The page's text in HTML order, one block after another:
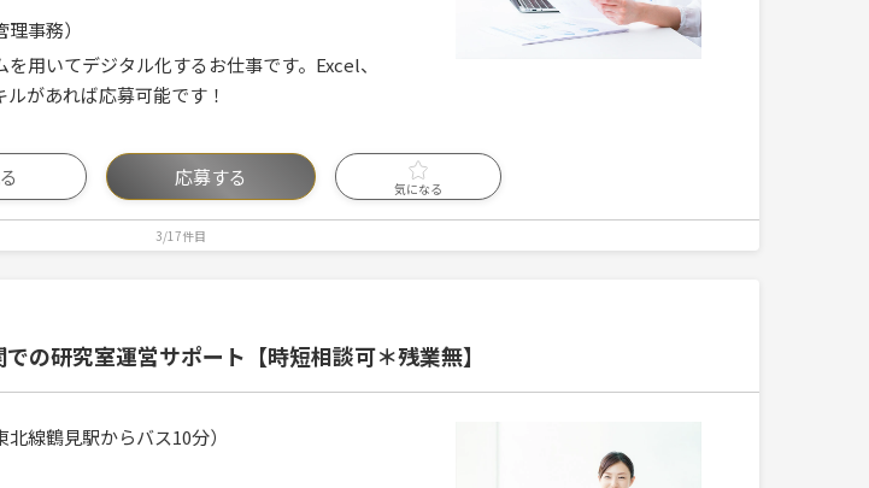
事務）
用いてデジタル化するお仕事です。Excel、
があれば応募可能です！
応募する 気になる
3/17件目
の研究室運営サポート【時短相談可＊残業無】
線鶴見駅からバス10分）